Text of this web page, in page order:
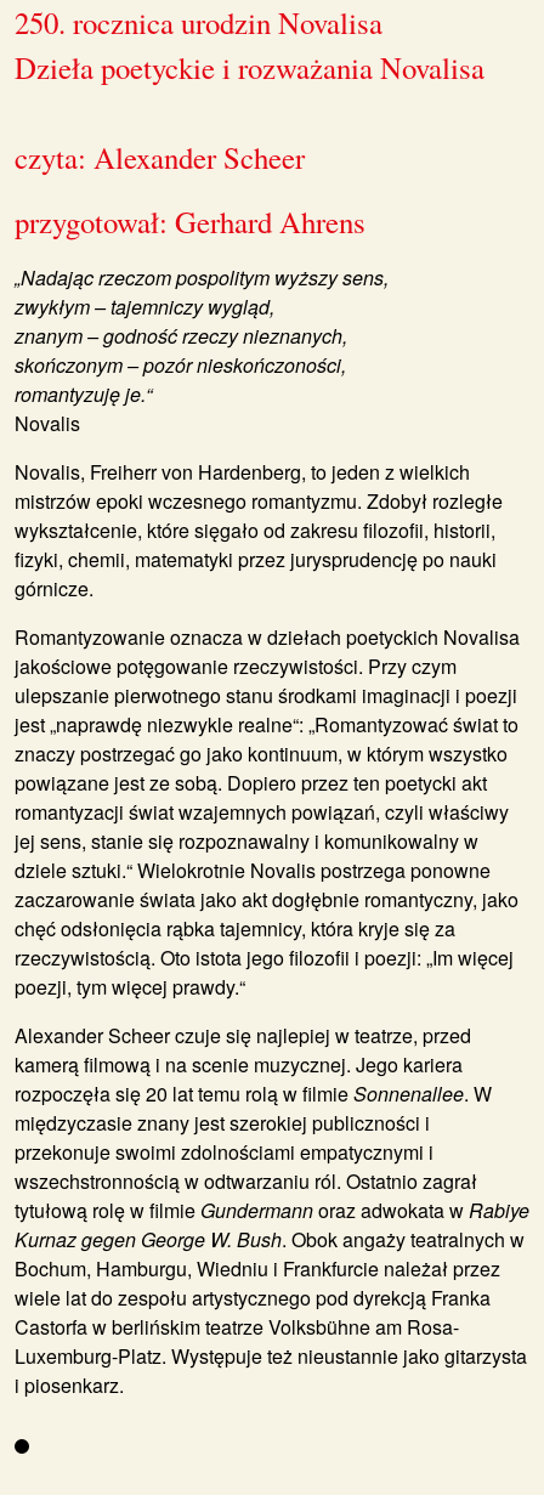
250. rocznica urodzin Novalisa
Dzieła poetyckie i rozważania Novalisa
czyta: Alexander Scheer
przygotował: Gerhard Ahrens
„Nadając rzeczom pospolitym wyższy sens,
zwykłym – tajemniczy wygląd,
znanym – godność rzeczy nieznanych,
skończonym – pozór nieskończoności,
romantyzuję je.“
Novalis
Novalis, Freiherr von Hardenberg, to jeden z wielkich
mistrzów epoki wczesnego romantyzmu. Zdobył rozległe
wykształcenie, które sięgało od zakresu filozofii, historii,
fizyki, chemii, matematyki przez jurysprudencję po nauki
górnicze.
Romantyzowanie oznacza w dziełach poetyckich Novalisa
jakościowe potęgowanie rzeczywistości. Przy czym
ulepszanie pierwotnego stanu środkami imaginacji i poezji
jest „naprawdę niezwykle realne“: „Romantyzować świat to
znaczy postrzegać go jako kontinuum, w którym wszystko
powiązane jest ze sobą. Dopiero przez ten poetycki akt
romantyzacji świat wzajemnych powiązań, czyli właściwy
jej sens, stanie się rozpoznawalny i komunikowalny w
dziele sztuki.“ Wielokrotnie Novalis postrzega ponowne
zaczarowanie świata jako akt dogłębnie romantyczny, jako
chęć odsłonięcia rąbka tajemnicy, która kryje się za
rzeczywistością. Oto istota jego filozofii i poezji: „Im więcej
poezji, tym więcej prawdy.“
Alexander Scheerczuje się najlepiej w teatrze, przed
kamerą filmową i na scenie muzycznej. Jego kariera
rozpoczęła się 20 lat temu rolą w filmieSonnenallee. W
międzyczasie znany jest szerokiej publiczności i
przekonuje swoimi zdolnościami empatycznymi i
wszechstronnością w odtwarzaniu ról. Ostatnio zagrał
tytułową rolę w filmie Gundermannoraz adwokata wRabiye
Kurnaz gegen George W. Bush. Obok angaży teatralnych w
Bochum, Hamburgu, Wiedniu i Frankfurcie należał przez
wiele lat do zespołu artystycznego pod dyrekcją Franka
Castorfa w berlińskim teatrze Volksbühne am Rosa-
Luxemburg-Platz. Występuje też nieustannie jako gitarzysta
i piosenkarz.